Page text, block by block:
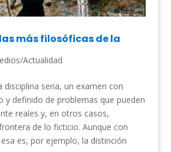
más filosóficas de la
Actualidad
disciplina seria, un examen con
y definido de problemas que pueden
reales y, en otros casos,
de lo ficticio. Aunque con
es, por ejemplo, la distinción